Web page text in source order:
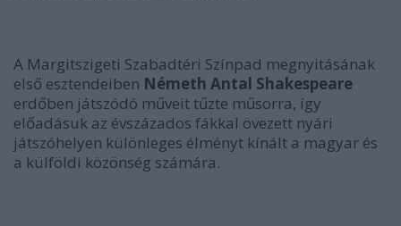
A Margitszigeti Szabadtéri Színpad megnyitásának
első esztendeiben Németh Antal Shakespeare
erdőben játszódó műveit tűzte műsorra, így
előadásuk az évszázados fákkal övezett nyári
játszóhelyen különleges élményt kínált a magyar és
a külföldi közönség számára.